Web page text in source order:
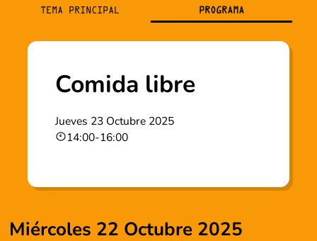
TEMA PRINCIPAL PROGRAMA
Comida libre
Jueves 23 Octubre 2025
14:00-16:00
Miércoles 22 Octubre 2025